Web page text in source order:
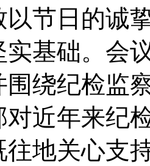
以节日的诚
实基础。会
围绕纪检监
对近年来纪
往地关心支